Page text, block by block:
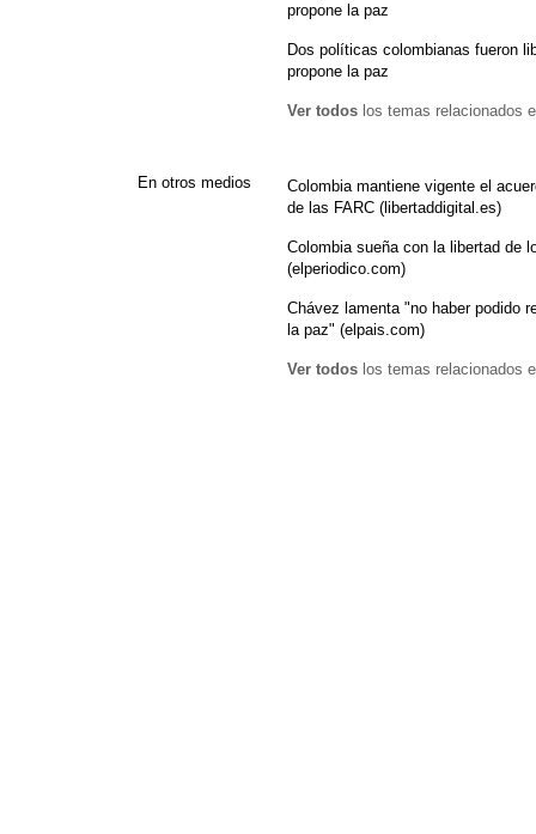
propone la paz
Dos políticas colombianas fueron
propone la paz
Ver todos los temas relacionados
En otros medios
Colombia mantiene vigente el
de las FARC (libertaddigital.es)
Colombia sueña con la libertad de
(elperiodico.com)
Chávez lamenta "no haber podido
la paz" (elpais.com)
Ver todos los temas relacionados